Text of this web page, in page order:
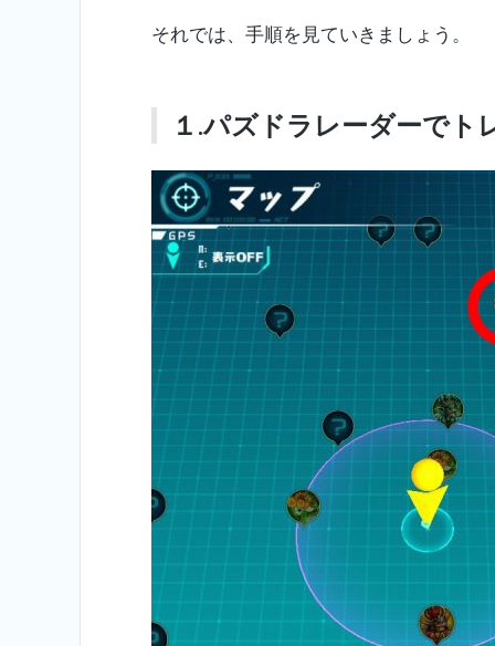
それでは、手順を見ていきましょう。
１.パズドラレーダーで